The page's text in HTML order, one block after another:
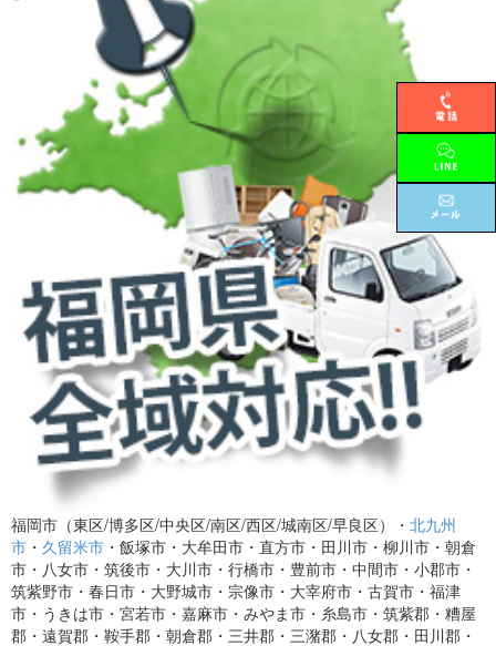
福岡市（東区/博多区/中央区/南区/西区/城南区/早良区）・ 北九州
市 ・ 久留米市 ・飯塚市・大牟田市・直方市・田川市・柳川市・朝倉
市・八女市・筑後市・大川市・行橋市・豊前市・中間市・小郡市・
筑紫野市・春日市・大野城市・宗像市・大宰府市・古賀市・福津
市・うきは市・宮若市・嘉麻市・みやま市・糸島市・筑紫郡・糟屋
郡・遠賀郡・鞍手郡・朝倉郡・三井郡・三潴郡・八女郡・田川郡・